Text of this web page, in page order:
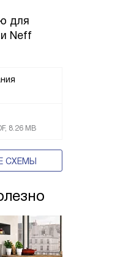
для
Neff
8.26 MB
СХЕМЫ